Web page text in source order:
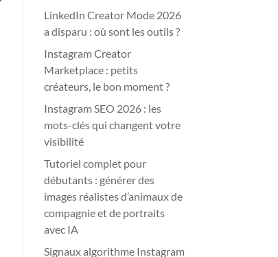
LinkedIn Creator Mode 2026
a disparu : où sont les outils ?
Instagram Creator
Marketplace : petits
créateurs, le bon moment ?
Instagram SEO 2026 : les
mots-clés qui changent votre
visibilité
Tutoriel complet pour
débutants : générer des
images réalistes d’animaux de
compagnie et de portraits
avec IA
Signaux algorithme Instagram